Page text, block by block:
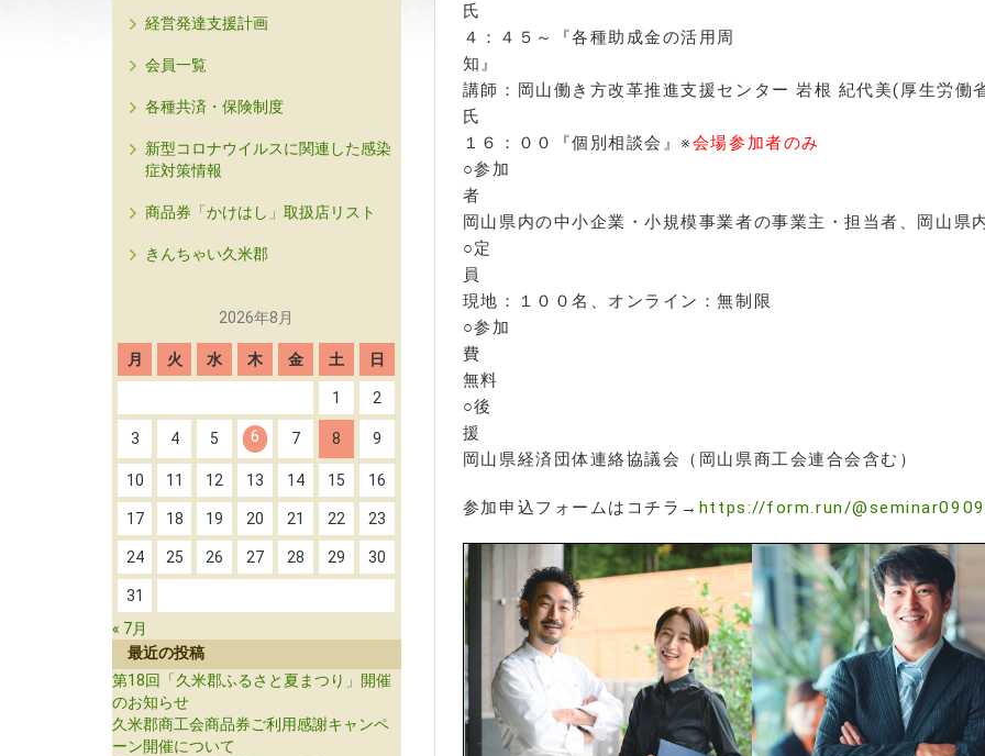
氏
４：４５～『各種助成金の活用周
知
講師：岡山働き方改革推進支援センター 岩根 紀代美(厚生労働
氏 １５
１６：００『個別相談会』※会場参加者のみ
○参加
岡山県内の中小企業・小規模事業者の事業主・担当者、岡山県
○定
現地：１００名、オンライン：無制限
○参加
無料
○後
岡山県経済団体連絡協議会（岡山県商工会連合会含む）
参加申込フォームはコチラ→ https://form.run/@seminar0909
経営発達支援計画
会員一覧
各種共済・保険制度
新型コロナウイルスに関連した感染
症対策情報
商品券「かけはし」取扱店リスト
きんちゃい久米郡
2026年8月
月 火 水 木 金 土 日
1 2
3 4 5 6 7 8 9
10 11 12 13 14 15 16
17 18 19 20 21 22 23
24 25 26 27 28 29 30
31
« 7月
最近の投稿
第18回「久米郡ふるさと夏まつり」開催
のお知らせ
久米郡商工会商品券ご利用感謝キャンペ
ーン開催について